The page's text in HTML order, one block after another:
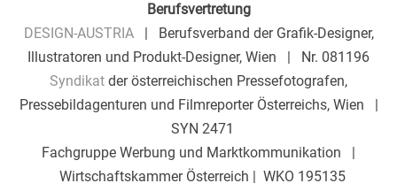
Berufsvertretung
DESIGN-AUSTRIA| Berufsverband der Grafik-Designer,
Illustratoren und Produkt-Designer, Wien | Nr. 081196
Syndikat der österreichischen Pressefotografen,
Pressebildagenturen und Filmreporter Österreichs, Wien |
SYN 2471
Fachgruppe Werbung und Marktkommunikation |
Wirtschaftskammer Österreich | WKO 195135